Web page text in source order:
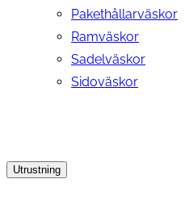
Pakethållarväskor
Ramväskor
Sadelväskor
Sidoväskor
Utrustning